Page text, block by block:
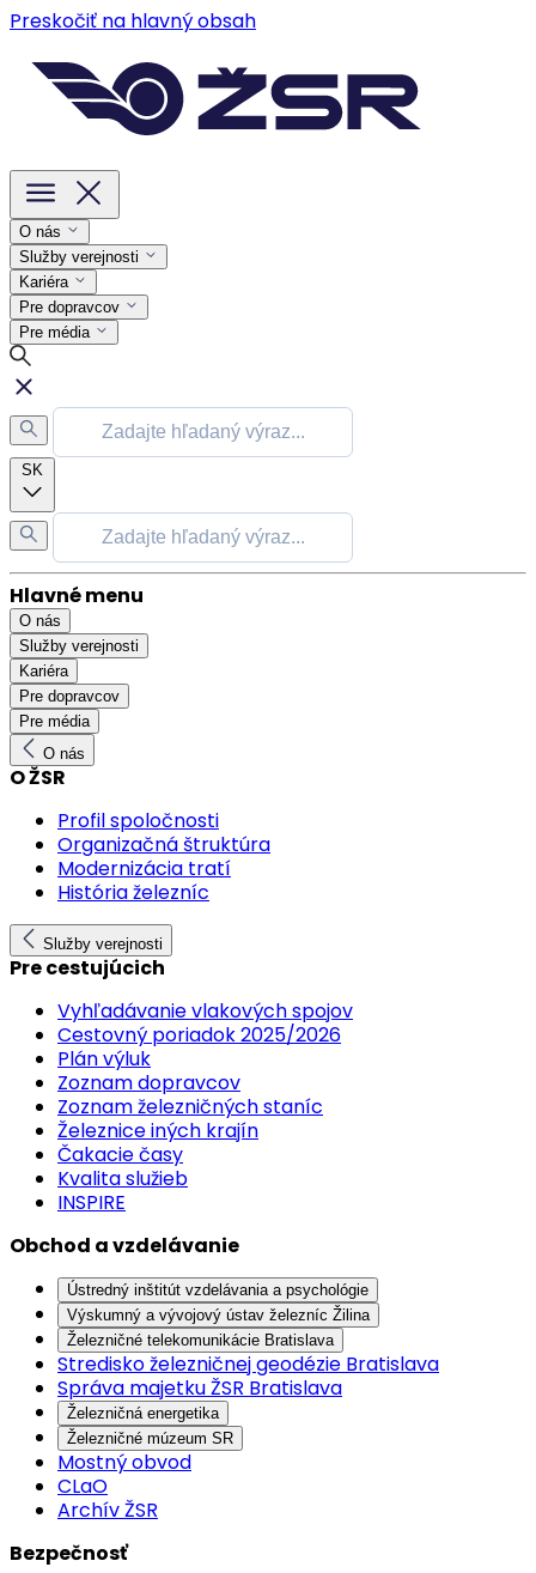
Preskočiť na hlavný obsah
O nás
Služby verejnosti
Kariéra
Pre dopravcov
Pre média
SK
Hlavné menu
O nás
Služby verejnosti
Kariéra
Pre dopravcov
Pre média
O nás
O ŽSR
Profil spoločnosti
Organizačná štruktúra
Modernizácia tratí
História železníc
Služby verejnosti
Pre cestujúcich
Vyhľadávanie vlakových spojov
Cestovný poriadok 2025/2026
Plán výluk
Zoznam dopravcov
Zoznam železničných staníc
Železnice iných krajín
Čakacie časy
Kvalita služieb
INSPIRE
Obchod a vzdelávanie
Ústredný inštitút vzdelávania a psychológie
Výskumný a vývojový ústav železníc Žilina
Železničné telekomunikácie Bratislava
Stredisko železničnej geodézie Bratislava
Správa majetku ŽSR Bratislava
Železničná energetika
Železničné múzeum SR
Mostný obvod
CLaO
Archív ŽSR
Bezpečnosť